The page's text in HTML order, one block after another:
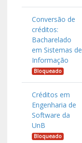
Conversão de
créditos:
Bacharelado
em Sistemas de
Informação
Bloqueado
Créditos em
Engenharia de
Software da
UnB
Bloqueado